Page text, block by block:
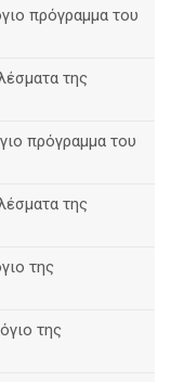
πρόγραμμα του
της
πρόγραμμα του
της
της
της